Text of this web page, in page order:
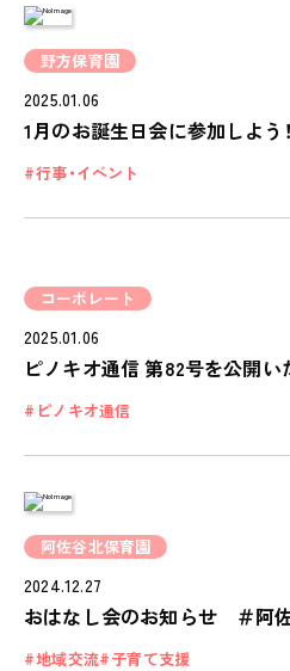
採
野方保育園
2025.01.06
1月のお誕生日会に参加しよう！
行事・イベント
コーポレート
2025.01.06
ピノキオ通信 第82号を公開い
ピノキオ通信
阿佐谷北保育園
2024.12.27
おはなし会のお知らせ ＃阿
地域交流 子育て支援